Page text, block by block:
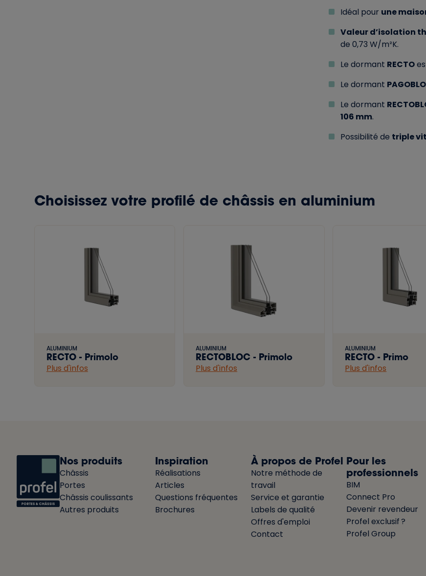
Idéal pour une
Valeur d’isolation
de 0,73 W/m²K.
Le dormant RECTO
Le dormant
Le dormant
106 mm.
Possibilité de triple
Choisissez votre profilé de châssis en aluminium
ALUMINIUM
RECTO - Primolo
Plus d'infos
ALUMINIUM
RECTOBLOC - Primolo
Plus d'infos
ALUMINIUM
RECTO - Primo
Plus d'infos
Nos produits
Châssis
Portes
Châssis coulissants
Autres produits
Inspiration
Réalisations
Articles
Questions fréquentes
Brochures
À propos de Profel
Notre méthode de
travail
Service et garantie
Labels de qualité
Offres d'emploi
Contact
Pour les
professionnels
BIM
Connect Pro
Devenir revendeur
Profel exclusif ?
Profel Group